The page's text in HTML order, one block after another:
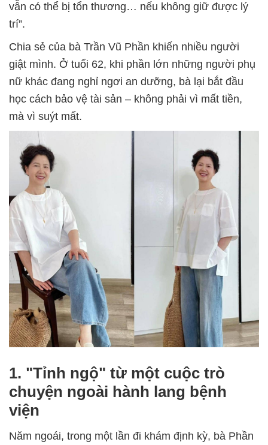
vẫn có thể bị tổn thương… nếu không giữ được lý
trí”.
Chia sẻ của bà Trần Vũ Phần khiến nhiều người
giật mình. Ở tuổi 62, khi phần lớn những người phụ
nữ khác đang nghỉ ngơi an dưỡng, bà lại bắt đầu
học cách bảo vệ tài sản – không phải vì mất tiền,
mà vì suýt mất.
1. "Tỉnh ngộ" từ một cuộc trò
chuyện ngoài hành lang bệnh
viện
Năm ngoái, trong một lần đi khám định kỳ, bà Phần